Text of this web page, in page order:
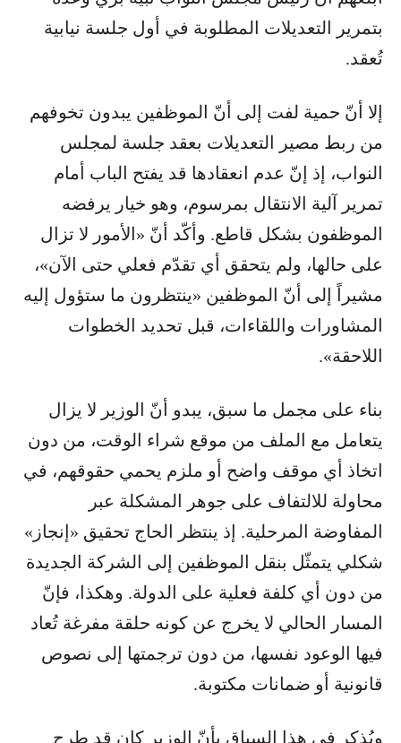
بتمرير التعديلات المطلوبة في أول جلسة نيابية
تُعقد.
إلا أنّ حمية لفت إلى أنّ الموظفين يبدون تخوفهم
من ربط مصير التعديلات بعقد جلسة لمجلس
النواب، إذ إنّ عدم انعقادها قد يفتح الباب أمام
تمرير آلية الانتقال بمرسوم، وهو خيار يرفضه
الموظفون بشكل قاطع. وأكّد أنّ «الأمور لا تزال
على حالها، ولم يتحقق أي تقدّم فعلي حتى الآن»،
مشيراً إلى أنّ الموظفين «ينتظرون ما ستؤول إليه
المشاورات واللقاءات، قبل تحديد الخطوات
اللاحقة».
بناء على مجمل ما سبق، يبدو أنّ الوزير لا يزال
يتعامل مع الملف من موقع شراء الوقت، من دون
اتخاذ أي موقف واضح أو ملزم يحمي حقوقهم، في
محاولة للالتفاف على جوهر المشكلة عبر
المفاوضة المرحلية. إذ ينتظر الحاج تحقيق «إنجاز»
شكلي يتمثّل بنقل الموظفين إلى الشركة الجديدة
من دون أي كلفة فعلية على الدولة. وهكذا، فإنّ
المسار الحالي لا يخرج عن كونه حلقة مفرغة تُعاد
فيها الوعود نفسها، من دون ترجمتها إلى نصوص
قانونية أو ضمانات مكتوبة.
ويُذكر في هذا السياق بأنّ الوزير كان قد طرح